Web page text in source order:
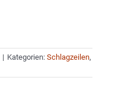
| Kategorien: Schlagzeilen,